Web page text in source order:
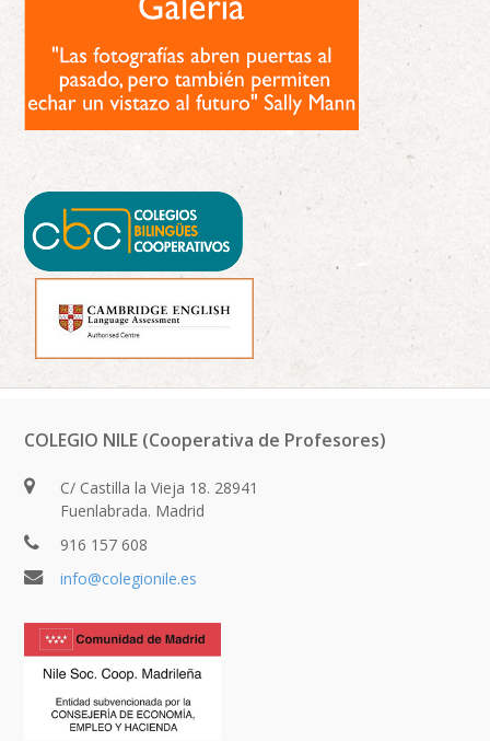
COLEGIO NILE (Cooperativa de Profesores)
C/ Castilla la Vieja 18. 28941
Fuenlabrada. Madrid
916 157 608
info@colegionile.es